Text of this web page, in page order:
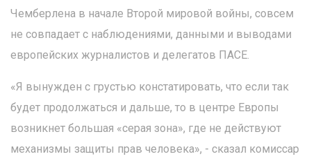
Чемберлена в начале Второй мировой войны, совсем
не совпадает с наблюдениями, данными и выводами
европейских журналистов и делегатов ПАСЕ.
«Я вынужден с грустью констатировать, что если так
будет продолжаться и дальше, то в центре Европы
возникнет большая «серая зона», где не действуют
механизмы защиты прав человека», - сказал комиссар